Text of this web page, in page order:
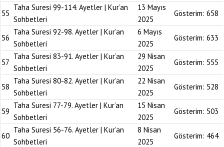
55
Taha Suresi 99-114. Ayetler | Kur’an
Sohbetleri
13 Mayıs
2025
Gösterim: 658
56
Taha Suresi 92-98. Ayetler | Kur’an
Sohbetleri
6 Mayıs
2025
Gösterim: 633
57
Taha Suresi 83-91. Ayetler | Kur’an
Sohbetleri
29 Nisan
2025
Gösterim: 555
58
Taha Suresi 80-82. Ayetler | Kur’an
Sohbetleri
22 Nisan
2025
Gösterim: 528
59
Taha Suresi 77-79. Ayetler | Kur’an
Sohbetleri
15 Nisan
2025
Gösterim: 503
60
Taha Suresi 56-76. Ayetler | Kur’an
Sohbetleri
8 Nisan
2025
Gösterim: 464